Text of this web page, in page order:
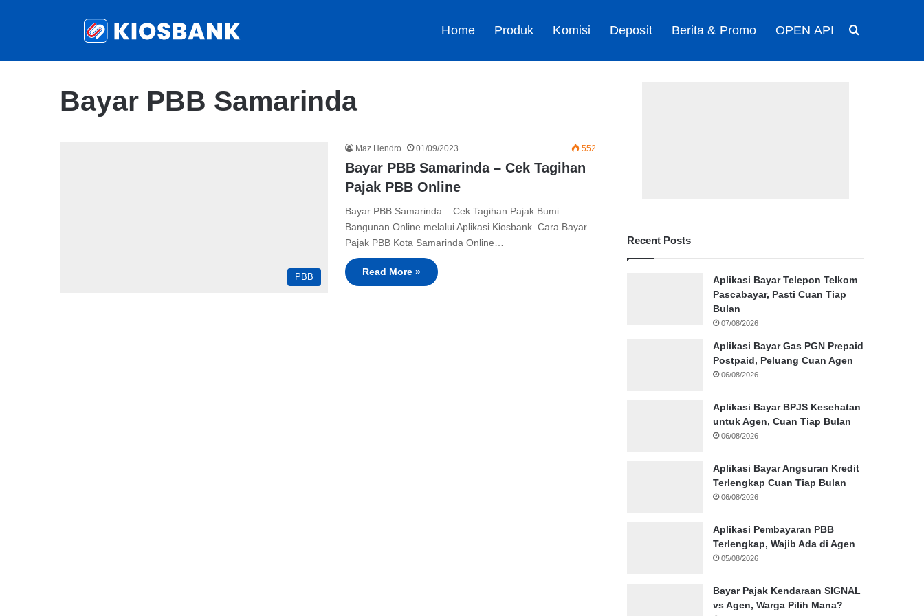
Home Produk Komisi Deposit Berita & Promo OPEN API
Bayar PBB Samarinda
PBB
Maz Hendro 01/09/2023 552
Bayar PBB Samarinda – Cek Tagihan
Pajak PBB Online
Bayar PBB Samarinda – Cek Tagihan Pajak Bumi
Bangunan Online melalui Aplikasi Kiosbank. Cara Bayar
Pajak PBB Kota Samarinda Online…
Read More »
Recent Posts
Aplikasi Bayar Telepon Telkom
Pascabayar, Pasti Cuan Tiap
Bulan
07/08/2026
Aplikasi Bayar Gas PGN Prepaid
Postpaid, Peluang Cuan Agen
06/08/2026
Aplikasi Bayar BPJS Kesehatan
untuk Agen, Cuan Tiap Bulan
06/08/2026
Aplikasi Bayar Angsuran Kredit
Terlengkap Cuan Tiap Bulan
06/08/2026
Aplikasi Pembayaran PBB
Terlengkap, Wajib Ada di Agen
05/08/2026
Bayar Pajak Kendaraan SIGNAL
vs Agen, Warga Pilih Mana?